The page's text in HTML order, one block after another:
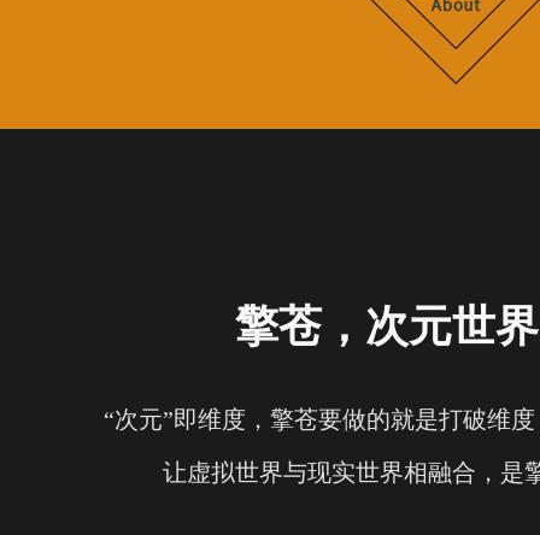
擎苍，次元世
“次元”即维度，擎苍要做的就是打破维
让虚拟世界与现实世界相融合，是